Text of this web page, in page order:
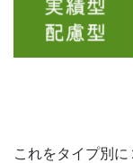
これをタイプ別